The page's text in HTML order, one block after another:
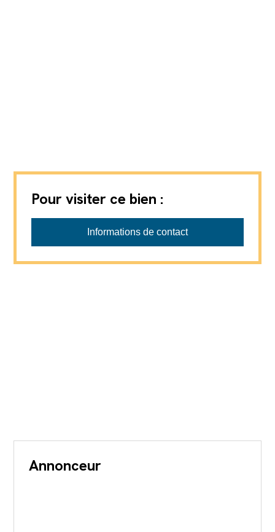
Pour visiter ce bien :
Informations de contact
Annonceur